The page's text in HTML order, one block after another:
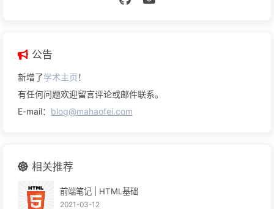
公告
新增了学术主页！
有任何问题欢迎留言评论或邮件联系。
E-mail： blog@mahaofei.com
相关推荐
前端笔记 | HTML基础
2021-03-12